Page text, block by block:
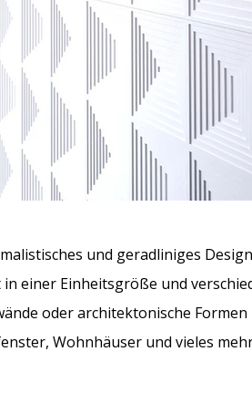
und geradliniges
einer Einheitsgröße und
oder architektonische
Wohnhäuser und vieles